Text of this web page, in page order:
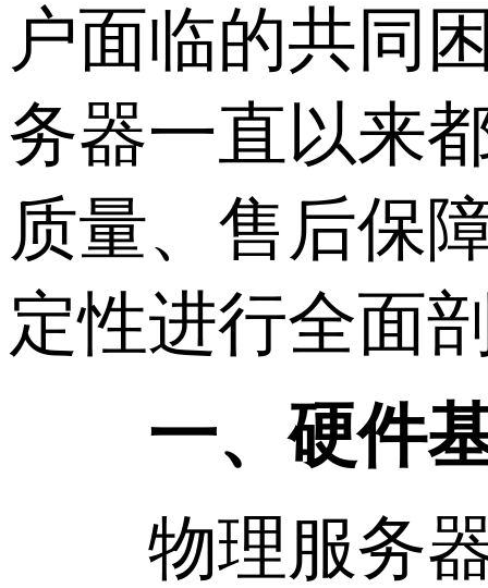
户面临的共同
务器一直以来
质量、售后保
定性进行全面
一、硬件基
物理服务器